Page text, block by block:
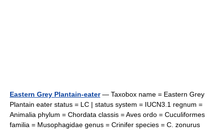
Eastern Grey Plantain-eater— Taxobox name = Eastern Grey
Plantain eater status = LC | status system = IUCN3.1 regnum =
Animalia phylum = Chordata classis = Aves ordo = Cuculiformes
familia = Musophagidae genus = Crinifer species = C. zonurus